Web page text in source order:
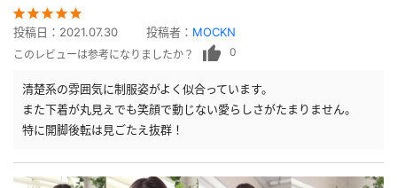
投稿日： 2021.07.30 投稿者： MOCKN
このレビューは参考になりましたか？ 0
清楚系の雰囲気に制服姿がよく似合っています。
また下着が丸見えでも笑顔で動じない愛らしさがたまりません。
特に開脚後転は見ごたえ抜群！